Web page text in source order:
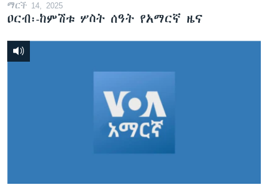
ማርች 14, 2025
ዐርብ፡-ከምሽቱ ሦስት ሰዓት የአማርኛ ዜና